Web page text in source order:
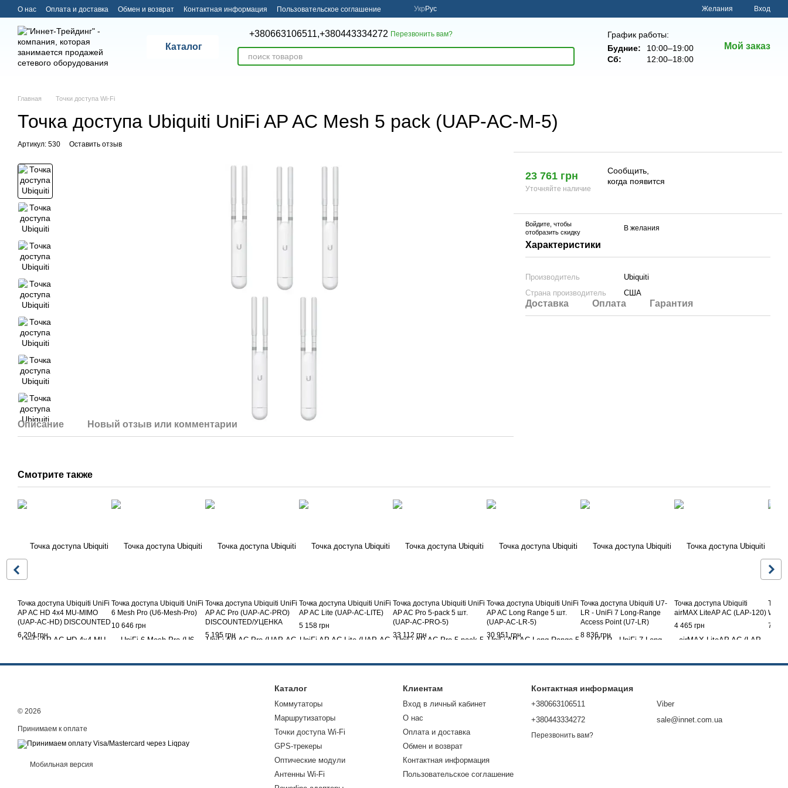
Перейти к основному контенту
О нас Оплата и доставка Обмен и возврат Контактная информация Пользовательское соглашение Укр Рус Желания Вход
Каталог
+380663106511,+380443334272 Перезвонить вам?
График работы:
Будние:
10:00–19:00
Сб:
12:00–18:00
Мой заказ
Главная Точки доступа Wi-Fi
Точка доступа Ubiquiti UniFi AP AC Mesh 5 pack (UAP-AC-M-5)
Артикул: 530 Оставить отзыв
Описание Новый отзыв или комментарий
23 761 грн
Уточняйте наличие
Сообщить,
когда появится
Войдите , чтобы
отобразить скидку
В желания
Характеристики
Производитель
Ubiquiti
Страна производитель
США
Доставка Оплата Гарантия
Смотрите также
Точка доступа Ubiquiti UniFi
AP AC HD 4x4 MU-MIMO
(UAP-AC-HD) DISCOUNTED
6 204 грн
Точка доступа Ubiquiti UniFi
6 Mesh Pro (U6-Mesh-Pro)
10 646 грн
Точка доступа Ubiquiti UniFi
AP AC Pro (UAP-AC-PRO)
DISCOUNTED/УЦЕНКА
5 195 грн
Точка доступа Ubiquiti UniFi
AP AC Lite (UAP-AC-LITE)
5 158 грн
Точка доступа Ubiquiti UniFi
AP AC Pro 5-pack 5 шт.
(UAP-AC-PRO-5)
33 112 грн
Точка доступа Ubiquiti UniFi
AP AC Long Range 5 шт.
(UAP-AC-LR-5)
30 951 грн
Точка доступа Ubiquiti U7-
LR - UniFi 7 Long-Range
Access Point (U7-LR)
8 836 грн
Точка доступа Ubiquiti
airMAX LiteAP AC (LAP-120)
4 465 грн
Wall
7 710
© 2026
Принимаем к оплате
Мобильная версия
Каталог
Коммутаторы
Маршрутизаторы
Точки доступа Wi-Fi
GPS-трекеры
Оптические модули
Антенны Wi-Fi
Клиентам
Вход в личный кабинет
О нас
Оплата и доставка
Обмен и возврат
Контактная информация
Пользовательское соглашение
Контактная информация
+380663106511
+380443334272
Перезвонить вам?
Viber
sale@innet.com.ua